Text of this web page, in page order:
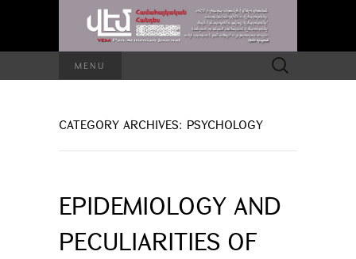
MENU
Search
for:
CATEGORY ARCHIVES: PSYCHOLOGY
EPIDEMIOLOGY AND
PECULIARITIES OF